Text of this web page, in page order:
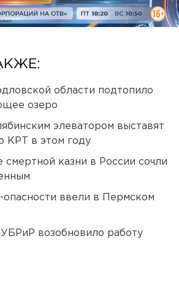
области подтопило
озеро
элеватором выставят
КРТ в этом году
смертной казни в России сочли
ввели в Пермском
возобновило работу